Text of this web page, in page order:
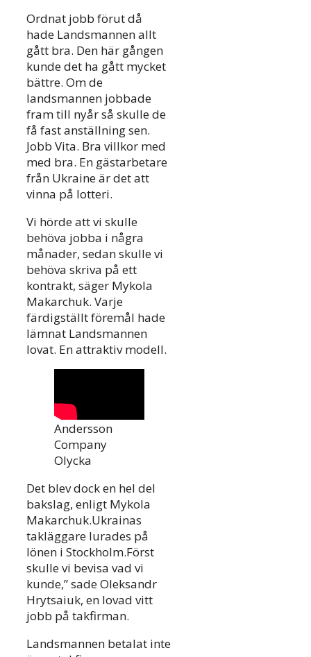
Ordnat jobb förut då
hade Landsmannen allt
gått bra. Den här gången
kunde det ha gått mycket
bättre. Om de
landsmannen jobbade
fram till nyår så skulle de
få fast anställning sen.
Jobb Vita. Bra villkor med
med bra. En gästarbetare
från Ukraine är det att
vinna på lotteri.
Vi hörde att vi skulle
behöva jobba i några
månader, sedan skulle vi
behöva skriva på ett
kontrakt, säger Mykola
Makarchuk. Varje
färdigställt föremål hade
lämnat Landsmannen
lovat. En attraktiv modell.
Andersson
Company
Olycka
Det blev dock en hel del
bakslag, enligt Mykola
Makarchuk.Ukrainas
takläggare lurades på
lönen i Stockholm.Först
skulle vi bevisa vad vi
kunde,” sade Oleksandr
Hrytsaiuk, en lovad vitt
jobb på takfirman.
Landsmannen betalat inte